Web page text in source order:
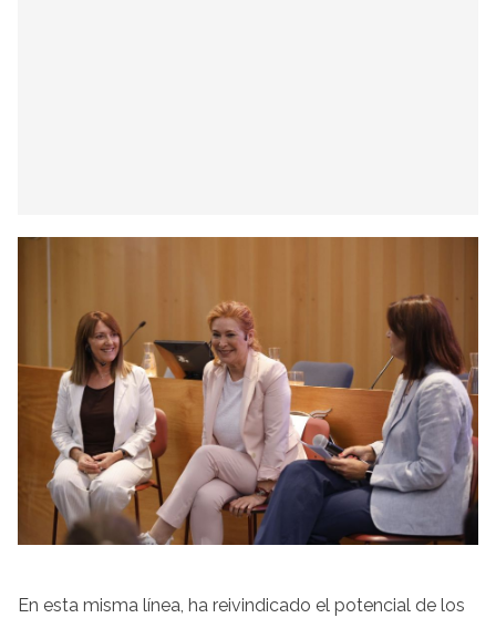
En esta misma línea, ha reivindicado el potencial de los